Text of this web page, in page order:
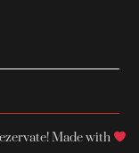
Made with